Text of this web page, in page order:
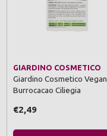
GIARDINO COSMETICO
Giardino Cosmetico Vegan
Burrocacao Ciliegia
€2,49